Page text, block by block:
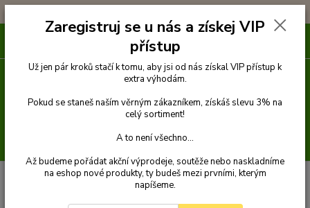
Venčení Obojky Obojky z velurové kůže
Obojek z velurové
Palkar obojek z velurové kůže pro psy 45 cm x 20 mm tmavě-
Zaregistruj se u nás a získej VIP
přístup
Už jen pár kroků stačí k tomu, aby jsi od nás získal VIP přístup k
extra výhodám.
Pokud se staneš naším věrným zákazníkem, získáš slevu 3% na
celý sortiment!
A to není všechno...
Až budeme pořádat akční výprodeje, soutěže nebo naskladníme
na eshop nové produkty, ty budeš mezi prvními, kterým
napíšeme.